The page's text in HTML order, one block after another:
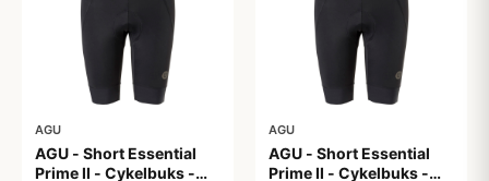
AGU
AGU - Short Essential
Prime II - Cykelbuks -
AGU
AGU - Short Essential
Prime II - Cykelbuks -